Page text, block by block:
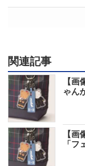
関連記事
【
ゃん
【
「